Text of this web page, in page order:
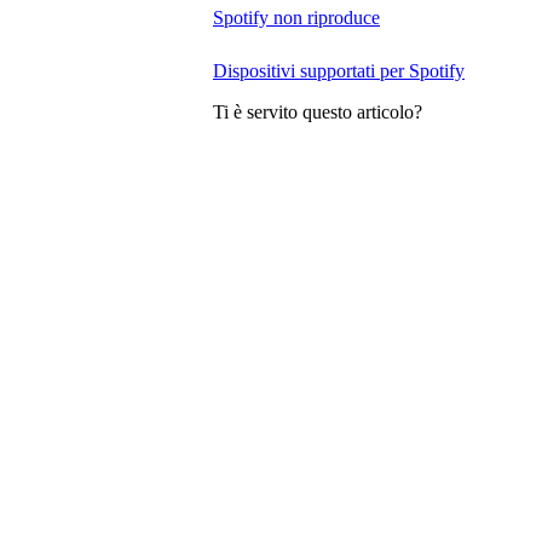
Spotify non riproduce
Dispositivi supportati per Spotify
Ti è servito questo articolo?